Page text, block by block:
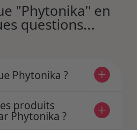
"Phytonika" en
questions...
Phytonika ?
produits
Phytonika ?